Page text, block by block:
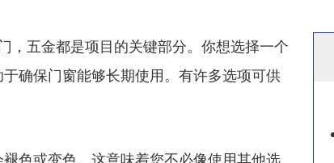
，五金都是项目的关键部分。你想选择一个
确保门窗能够长期使用。有许多选项可供
色或变色。这意味着您不必像使用其他选